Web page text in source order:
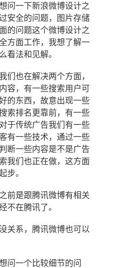
问一下新浪微博设计之
安全的问题，图片存储
的问题这个微博设计之
方面工作，我想了解一
看法和见解。
们也在解决两个方面，
容，有一些搜索用户可
的东西，故意出现一些
索排名更靠前，有一些
于传统广告我们有一些
有一些技术，通过一些
断一些内容是不是广告
我们也正在做，这方面
步。
前是跟腾讯微博有相关
不在腾讯了。
关系，腾讯微博也可以
问一个比较细节的问